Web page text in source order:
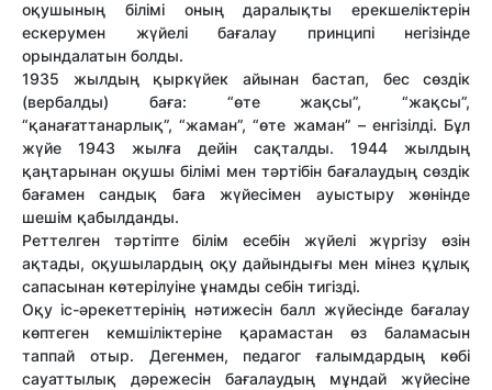
оқушының білімі оның даралықты ерекшеліктерін
ескерумен жүйелі бағалау принципі негізінде
орындалатын болды.
1935 жылдың қыркүйек айынан бастап, бес сөздік
(вербалды) баға: “өте жақсы”, “жақсы”,
“қанағаттанарлық”, “жаман”, “өте жаман” – енгізілді. Бұл
жүйе 1943 жылға дейін сақталды. 1944 жылдың
қаңтарынан оқушы білімі мен тəртібін бағалаудың сөздік
бағамен сандық баға жүйесімен ауыстыру жөнінде
шешім қабылданды.
Реттелген тəртіпте білім есебін жүйелі жүргізу өзін
ақтады, оқушылардың оқу дайындығы мен мінез құлық
сапасынан көтерілуіне ұнамды себін тигізді.
Оқу іс-əрекеттерінің нəтижесін балл жүйесінде бағалау
көптеген кемшіліктеріне қарамастан өз баламасын
таппай отыр. Дегенмен, педагог ғалымдардың көбі
сауаттылық дəрежесін бағалаудың мұндай жүйесіне